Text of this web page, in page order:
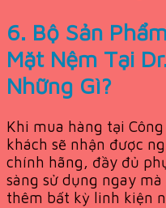
6. Bộ Sản
Mặt Nệm Tại
Những Gì?
Khi mua hàng tại
khách sẽ nhận được
chính hãng, đầy đủ
sàng sử dụng ngay
thêm bất kỳ linh kiện